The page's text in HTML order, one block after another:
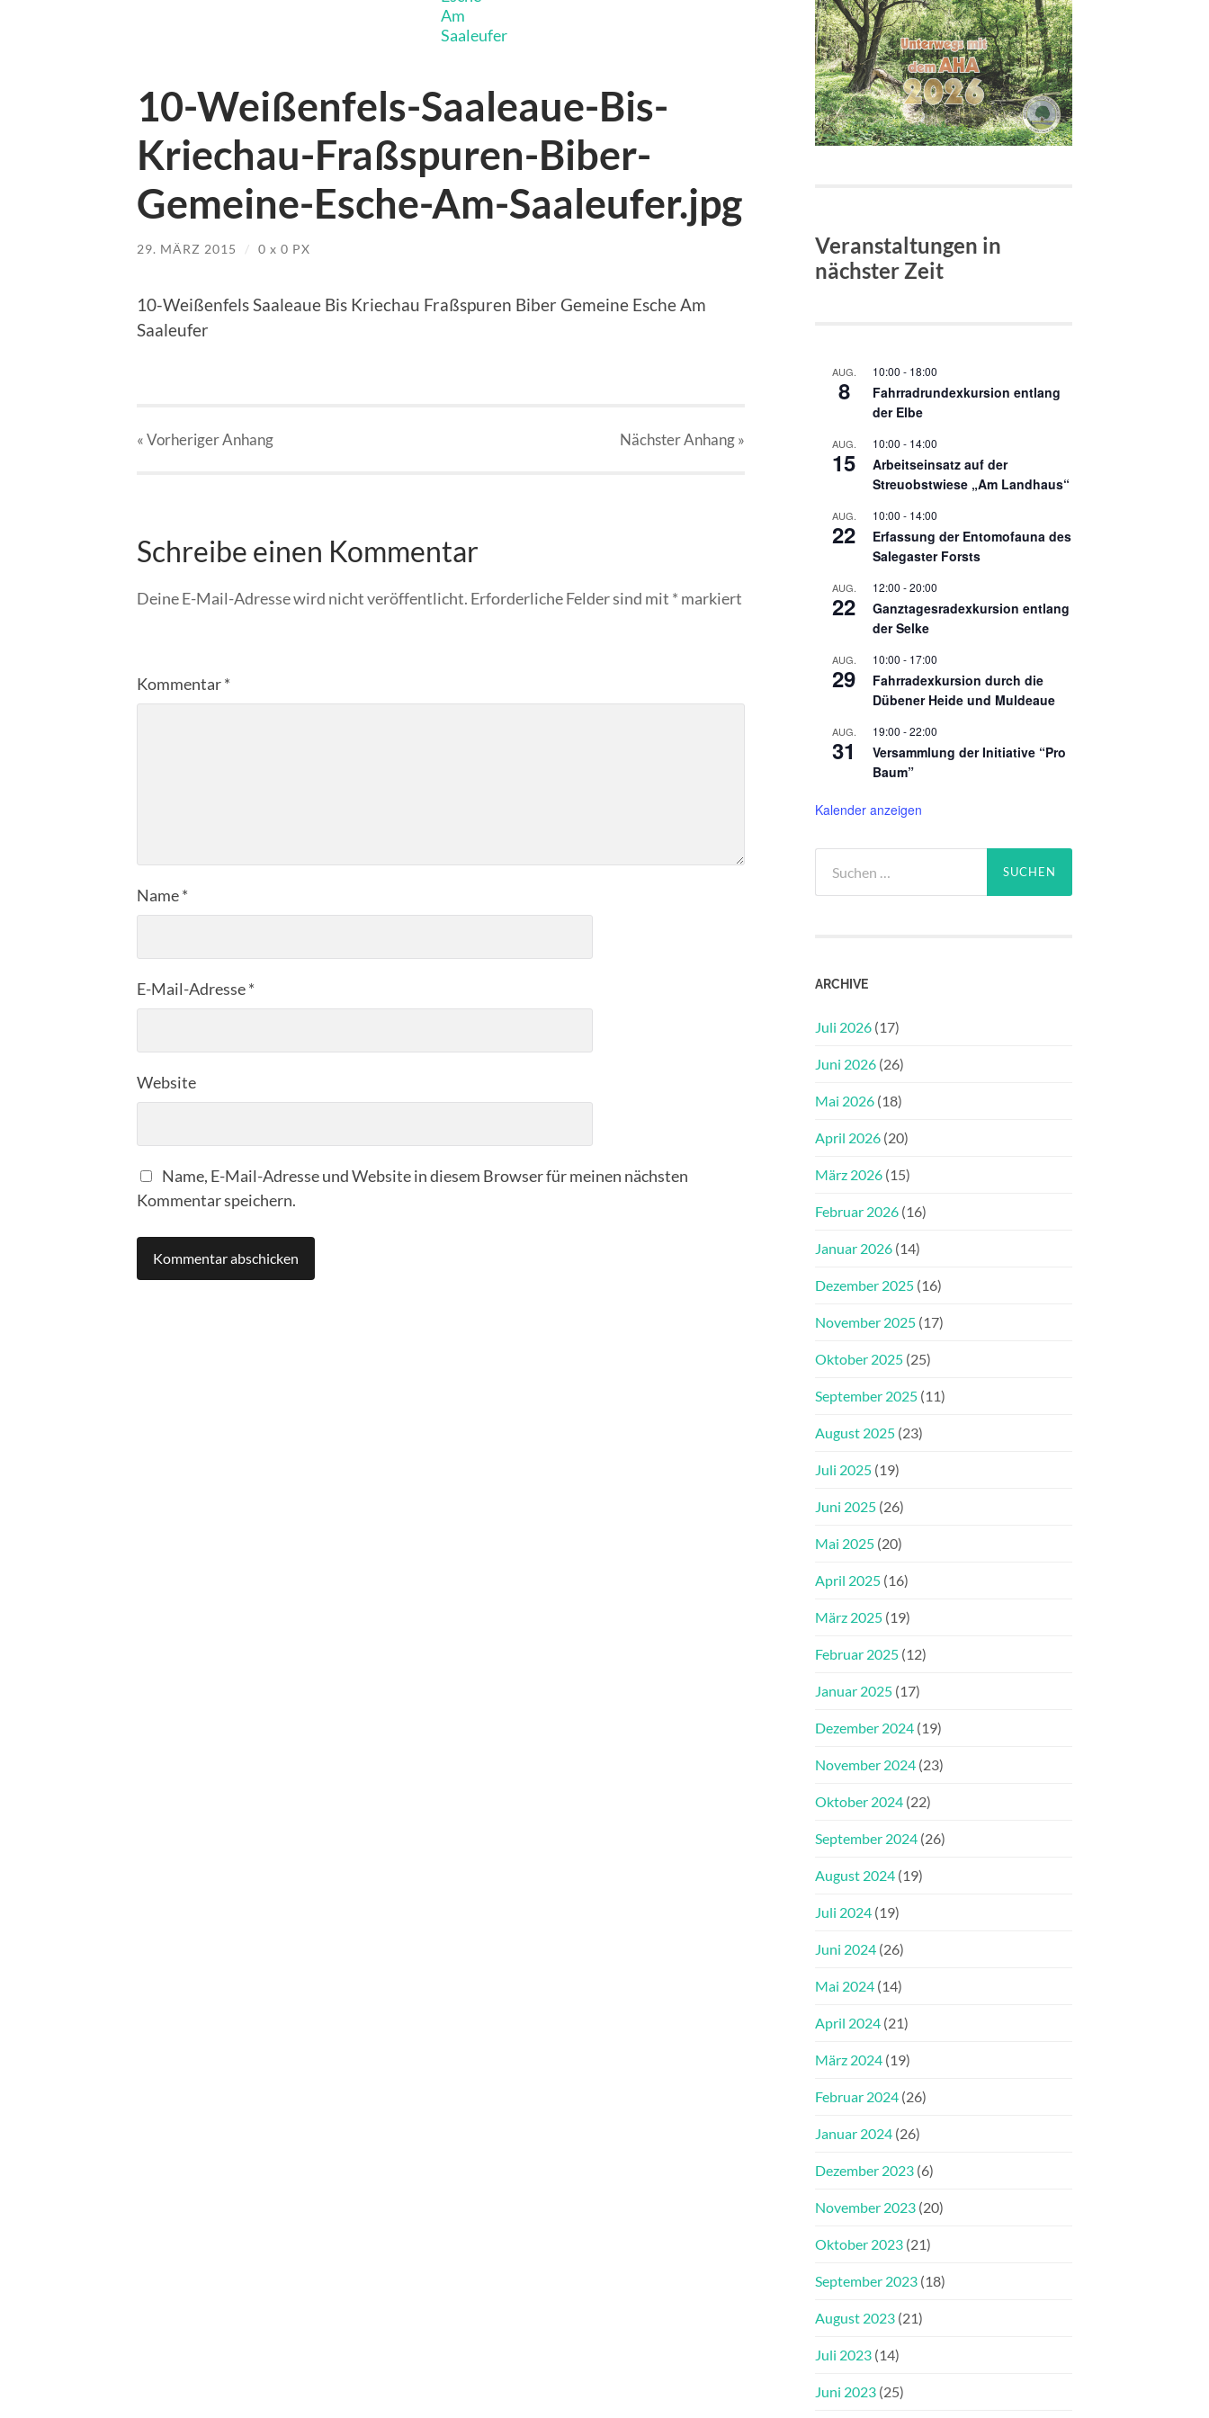
10-Weißenfels-Saaleaue-Bis-
Kriechau-Fraßspuren-Biber-
Gemeine-Esche-Am-Saaleufer.jpg
29. MÄRZ 2015 / 0 x 0 PX
10-Weißenfels Saaleaue Bis Kriechau Fraßspuren Biber Gemeine Esche Am
Saaleufer
« VorherigerAnhang NächsterAnhang»
Schreibe einen Kommentar
Deine E-Mail-Adresse wird nicht veröffentlicht. Erforderliche Felder sind mit * markiert
Kommentar*
Name*
E-Mail-Adresse*
Website
Name, E-Mail-Adresse und Website in diesem Browser für meinen nächsten
Kommentar speichern.
Veranstaltungen in
nächster Zeit
AUG.
8
10:00 - 18:00
Fahrradrundexkursion entlang
der Elbe
AUG.
15
10:00 - 14:00
Arbeitseinsatz auf der
Streuobstwiese „Am Landhaus“
AUG.
22
10:00 - 14:00
Erfassung der Entomofauna des
Salegaster Forsts
AUG.
22
12:00 -20:00
Ganztagesradexkursion entlang
der Selke
AUG.
29
10:00 - 17:00
Fahrradexkursion durch die
Dübener Heide und Muldeaue
AUG.
31
19:00 -22:00
Versammlung der Initiative “Pro
Baum”
Kalender anzeigen
nach:
ARCHIVE
Juli 2026 (17)
Juni 2026 (26)
Mai 2026 (18)
April 2026 (20)
März 2026 (15)
Februar 2026 (16)
Januar 2026 (14)
Dezember 2025 (16)
November 2025 (17)
Oktober 2025 (25)
September 2025 (11)
August 2025 (23)
Juli 2025 (19)
Juni 2025 (26)
Mai 2025 (20)
April 2025 (16)
März 2025 (19)
Februar 2025 (12)
Januar 2025 (17)
Dezember 2024 (19)
November 2024 (23)
Oktober 2024 (22)
September 2024 (26)
August 2024 (19)
Juli 2024 (19)
Juni 2024 (26)
Mai 2024 (14)
April 2024 (21)
März 2024 (19)
Februar 2024 (26)
Januar 2024 (26)
Dezember 2023 (6)
November 2023 (20)
Oktober 2023 (21)
September 2023 (18)
August 2023 (21)
Juli 2023 (14)
Juni 2023 (25)